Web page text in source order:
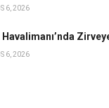
6, 2026
6, 2026